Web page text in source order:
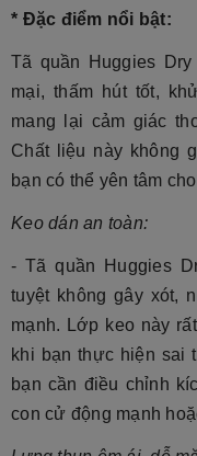
* Đặc điểm nổi bật:
Tã quần Huggies
mại, thấm hút tốt,
mang lại cảm giác
Chất liệu này không
bạn có thể yên tâm
Keo dán an toàn:
- Tã quần Huggies
tuyệt không gây xót,
mạnh. Lớp keo này
khi bạn thực hiện sai
bạn cần điều chỉnh
con cử động mạnh